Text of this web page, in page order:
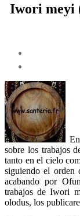
Iwori meyi
sobre los trabajos
tanto en el cielo
siguiendo el orden
acabando por
trabajos de Iwori
olodus, los